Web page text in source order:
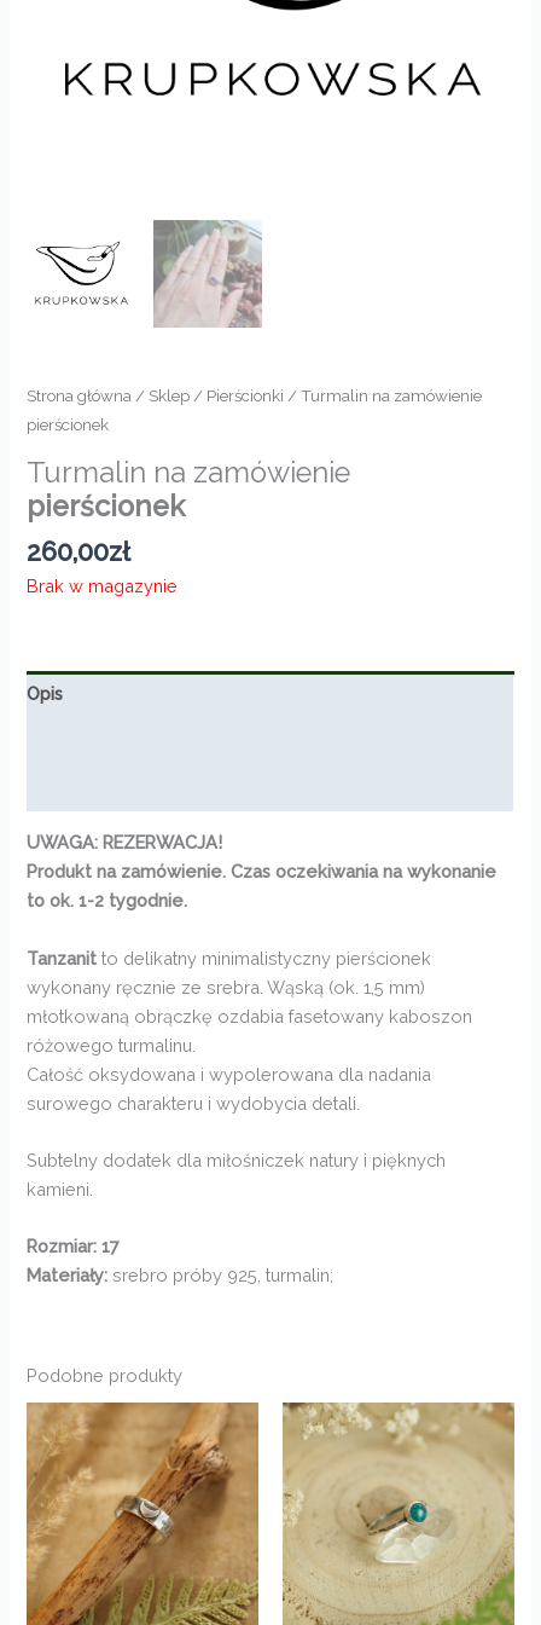
Strona główna / Sklep / Pierścionki / Turmalin na zamówienie
pierścionek
Turmalin na zamówienie
pierścionek
260,00zł
Brak w magazynie
Opis
UWAGA: REZERWACJA!
Produkt na zamówienie. Czas oczekiwania na wykonanie
to ok. 1-2 tygodnie.
Tanzanit to delikatny minimalistyczny pierścionek
wykonany ręcznie ze srebra. Wąską (ok. 1,5 mm)
młotkowaną obrączkę ozdabia fasetowany kaboszon
różowego turmalinu.
Całość oksydowana i wypolerowana dla nadania
surowego charakteru i wydobycia detali.
Subtelny dodatek dla miłośniczek natury i pięknych
kamieni.
Rozmiar: 17
Materiały: srebro próby 925, turmalin;
Podobne produkty